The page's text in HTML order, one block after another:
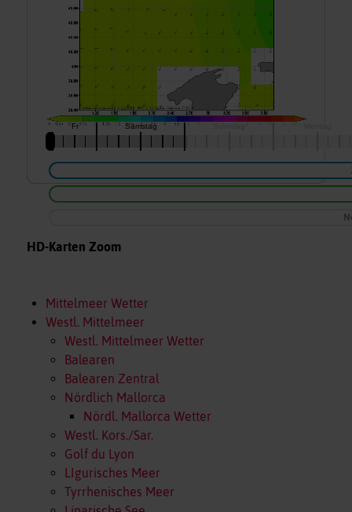
HD-Karten Zoom
Mittelmeer Wetter
Westl. Mittelmeer
Westl. Mittelmeer Wetter
Balearen
Balearen Zentral
Nördlich Mallorca
Nördl. Mallorca Wetter
Westl. Kors./Sar.
Golf du Lyon
LIgurisches Meer
Tyrrhenisches Meer